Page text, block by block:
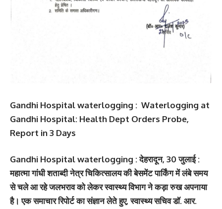
Gandhi Hospital waterlogging : Waterlogging at
Gandhi Hospital: Health Dept Orders Probe,
Report in 3 Days
Gandhi Hospital waterlogging : देहरादून, 30 जुलाई :
महात्मा गांधी शताब्दी नेत्र चिकित्सालय की बेसमेंट पार्किंग में लंबे समय
से चले आ रहे जलभराव को लेकर स्वास्थ्य विभाग ने कड़ा रुख अपनाया
है। एक समाचार रिपोर्ट का संज्ञान लेते हुए,स्वास्थ्य सचिव डॉ. आर.